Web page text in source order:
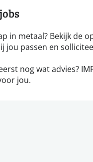
in metaal? Bekijk de
jou passen en
nog wat advies?
jou.